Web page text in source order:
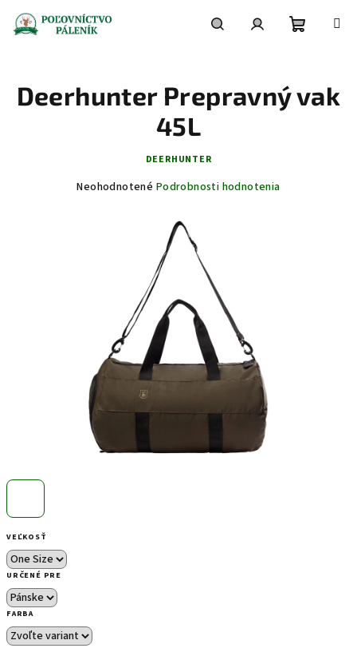
obsah
košík
VEĽKOSŤ
URČENÉ PRE
FARBA
Deerhunter Prepravný vak
45L
DEERHUNTER
Priemerné
Neohodnotené Podrobnosti hodnotenia